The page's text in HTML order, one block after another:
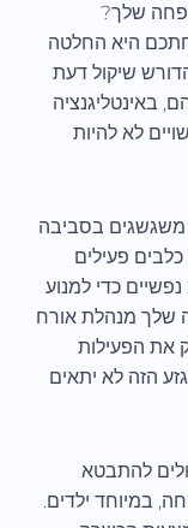
שלך?
היא החלטה
שיקול דעת
באינטליגנציה
לא להיות
משגשגים בסביבה
פעילים
נפשיים כדי למנוע
שלך מנהלת אורח
את הפעילות
הזה לא יתאים
להתבטא
במיוחד ילדים.